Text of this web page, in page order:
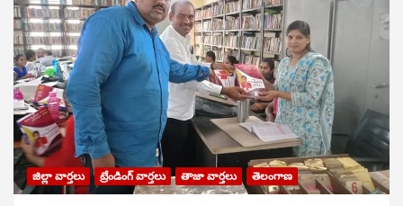
జిల్లా వార్తలు ట్రేండింగ్ వార్తలు తాజా వార్తలు తెలంగాణ